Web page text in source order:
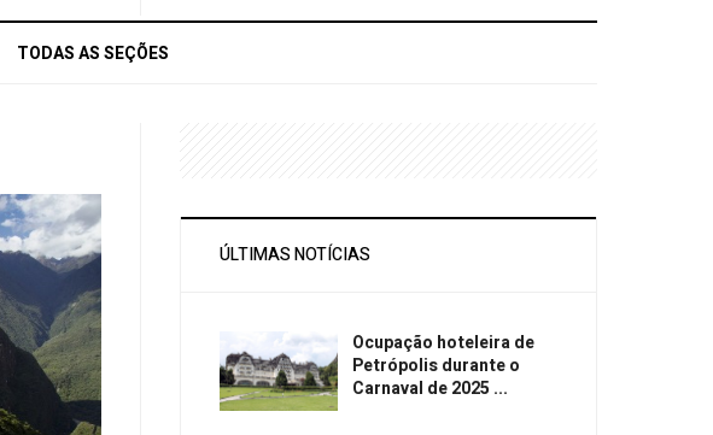
TODAS AS SEÇÕES
ÚLTIMAS NOTÍCIAS
Ocupação hoteleira de
Petrópolis durante o
Carnaval de 2025 ...